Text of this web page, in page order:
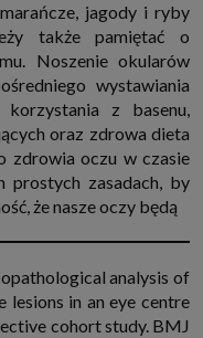
jagody i ryby
także pamiętać o
Noszenie okularów
wystawiania
z basenu,
oraz zdrowa dieta
zdrowia oczu w czasie
prostych zasadach, by
że nasze oczy będą
analysis of
lesions in an eye centre
cohort study. BMJ